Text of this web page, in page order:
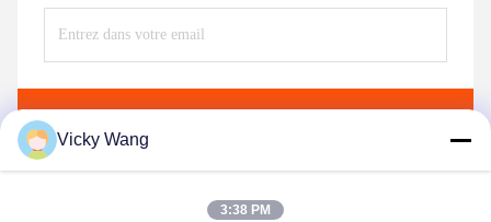
Vicky Wang
3:38 PM